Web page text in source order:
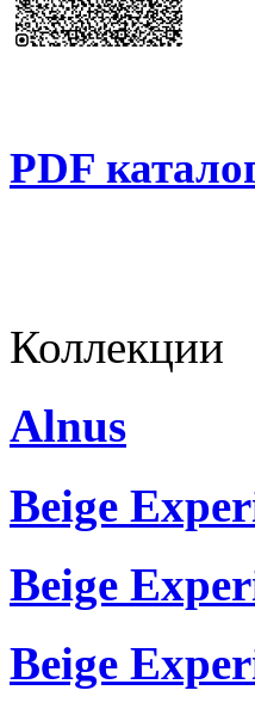
PDF
Коллекции
Alnus
Beige
Beige
Beige